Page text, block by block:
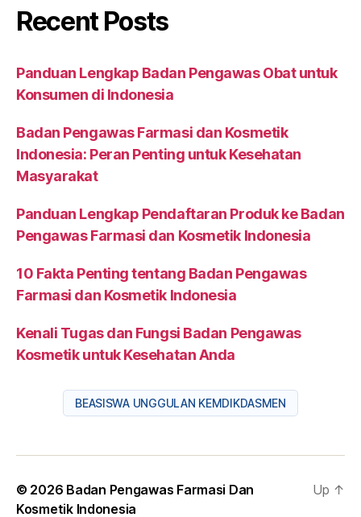
Recent Posts
Panduan Lengkap Badan Pengawas Obat untuk
Konsumen di Indonesia
Badan Pengawas Farmasi dan Kosmetik
Indonesia: Peran Penting untuk Kesehatan
Masyarakat
Panduan Lengkap Pendaftaran Produk ke Badan
Pengawas Farmasi dan Kosmetik Indonesia
10 Fakta Penting tentang Badan Pengawas
Farmasi dan Kosmetik Indonesia
Kenali Tugas dan Fungsi Badan Pengawas
Kosmetik untuk Kesehatan Anda
BEASISWA UNGGULAN KEMDIKDASMEN
© 2026 Badan Pengawas Farmasi Dan
Kosmetik Indonesia
Up ↑